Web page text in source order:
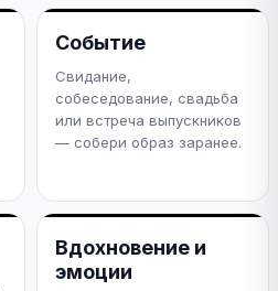
Событие
Свидание,
собеседование, свадьба
или встреча выпускников
— собери образ заранее.
Вдохновение и
эмоции